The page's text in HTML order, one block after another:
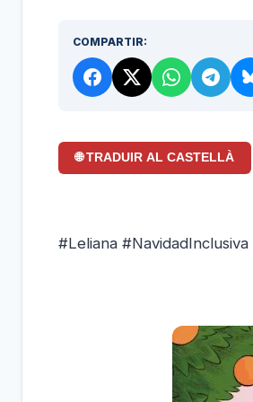
COMPARTIR:
🌐 TRADUIR AL CASTELLÀ
#Leliana #NavidadInclusiva